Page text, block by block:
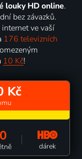
louky HD online.
bez závazků.
ve vaší
176 televizních
10 Kč!
Kč
dárek